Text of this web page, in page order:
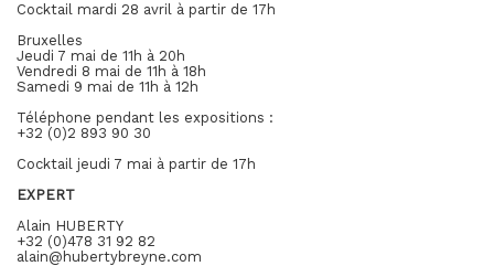
Cocktail mardi 28 avril à partir de 17h
Bruxelles
Jeudi 7 mai de 11h à 20h
Vendredi 8 mai de 11h à 18h
Samedi 9 mai de 11h à 12h
Téléphone pendant les expositions :
+32 (0)2 893 90 30
Cocktail jeudi 7 mai à partir de 17h
EXPERT
Alain HUBERTY
+32 (0)478 31 92 82
alain@hubertybreyne.com